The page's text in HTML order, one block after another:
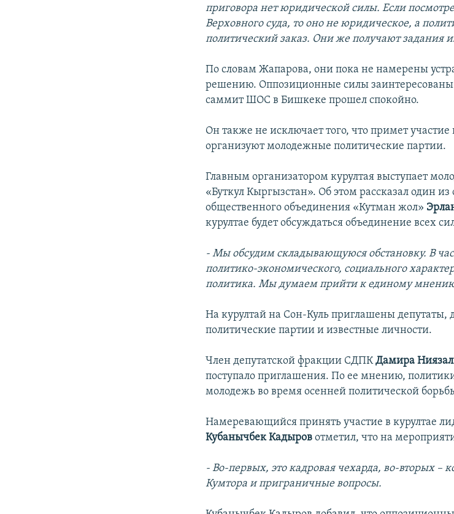
приговора нет юридической силы. Если
Верховного суда, то оно не юридическое, а
политический заказ. Они же получают задания
По словам Жапарова, они пока не намерены
решению. Оппозиционные силы заинтересованы
саммит ШОС в Бишкеке прошел спокойно.
Он также не исключает того, что примет участие
организуют молодежные политические партии.
Главным организатором курултая выступает
«Буткул Кыргызстан». Об этом рассказал один из
общественного объединения «Кутман жол»
курултае будет обсуждаться объединение всех
- Мы обсудим складывающуюся обстановку. В
политико-экономического, социального
политика. Мы думаем прийти к единому
На курултай на Сон-Куль приглашены депутаты,
политические партии и известные личности.
Член депутатской фракции СДПКДамира
поступало приглашения. По ее мнению,
молодежь во время осенней политической
Намеревающийся принять участие в курултае
Кубанычбек Кадыров отметил, что на
- Во-первых, это кадровая чехарда, во-вторых –
Кумтора и приграничные вопросы.